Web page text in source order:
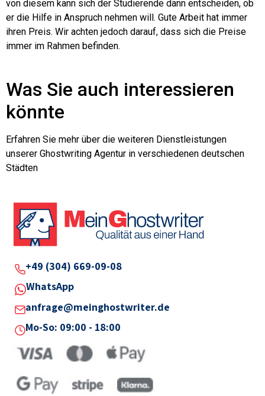
von diesem kann sich der Studierende dann entscheiden, ob
er die Hilfe in Anspruch nehmen will. Gute Arbeit hat immer
ihren Preis. Wir achten jedoch darauf, dass sich die Preise
immer im Rahmen befinden.
Was Sie auch interessieren
könnte
Erfahren Sie mehr über die weiteren Dienstleistungen
unserer Ghostwriting Agentur in verschiedenen deutschen
Städten
+49 (304) 669-09-08
WhatsApp
anfrage@meinghostwriter.de
Mo-So: 09:00 - 18:00